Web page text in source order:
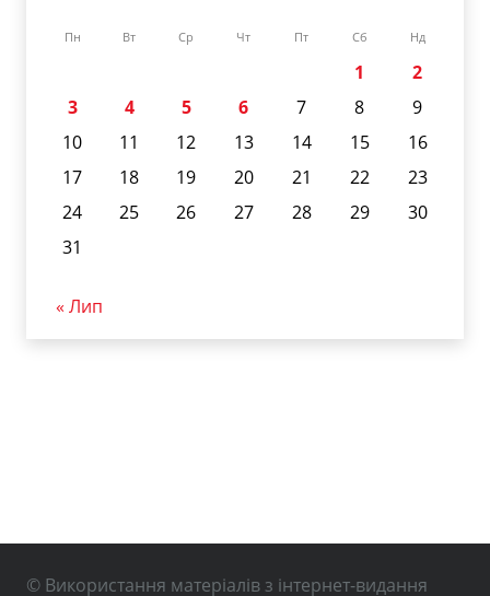
Пн Вт Ср Чт Пт Сб Нд
1
2
3
4 5 6 7 8
9
10
11 12 13 14 15
16
17
18 19 20 21 22
23
24
25 26 27 28 29
30
31
« Лип
© Використання матеріалів з інтернет-видання